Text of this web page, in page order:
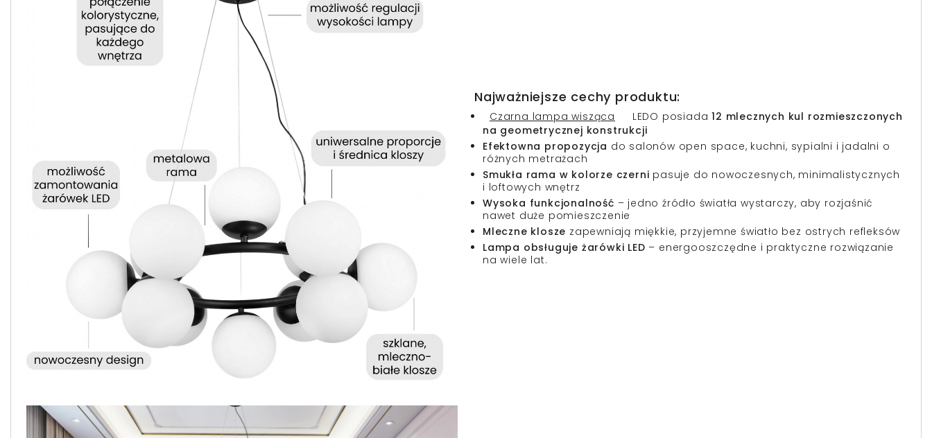
Najważniejsze cechy produktu:
Czarna lampa wisząca LEDO posiada12 mlecznych kul rozmieszczonych
na geometrycznej konstrukcji
Efektowna propozycja do salonów open space, kuchni, sypialni i jadalni o
różnych metrażach
Smukła rama w kolorze czerni pasuje do nowoczesnych, minimalistycznych
i loftowych wnętrz
Wysoka funkcjonalność – jedno źródło światła wystarczy, aby rozjaśnić
nawet duże pomieszczenie
Mleczne klosze zapewniają miękkie, przyjemne światło bez ostrych refleksów
Lampa obsługuje żarówki LED – energooszczędne i praktyczne rozwiązanie
na wiele lat.